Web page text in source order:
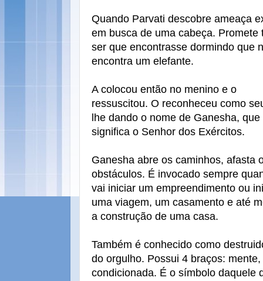
Quando Parvati descobre ameaça
em busca de uma cabeça.
ser que encontrasse dormindo que
encontra um elefante.
A colocou então no menino e o
ressuscitou. O reconheceu como
lhe dando o nome de Ganesha, que
significa o Senhor dos Exércitos.
Ganesha abre os caminhos, afasta
obstáculos. É invocado sempre
vai iniciar um empreendimento ou
uma viagem, um casamento e até
a construção de uma casa.
Também é conhecido como
do orgulho. Possui 4 braços:
condicionada. É o símbolo daquele